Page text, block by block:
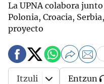
La UPNA colabora
Polonia, Croacia,
proyecto
Itzuli Entzun